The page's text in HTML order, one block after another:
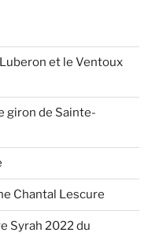
et le Ventoux
giron de Sainte-
Chantal Lescure
Syrah 2022 du